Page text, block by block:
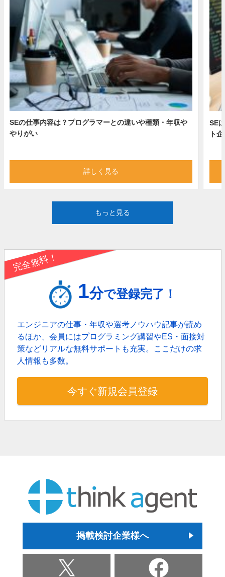
SEの仕事内容は？プログラマーとの違いや種類・年収や
やりがい
詳しく見る
SE
ト
もっと見る
完全無料！
1分で登録完了！
エンジニアの仕事・年収や選考ノウハウ記事が読め
るほか、会員にはプログラミング講習やES・面接対
策などリアルな無料サポートも充実。 ここだけの求
人情報も多数。
今すぐ新規会員登録
掲載検討企業様へ